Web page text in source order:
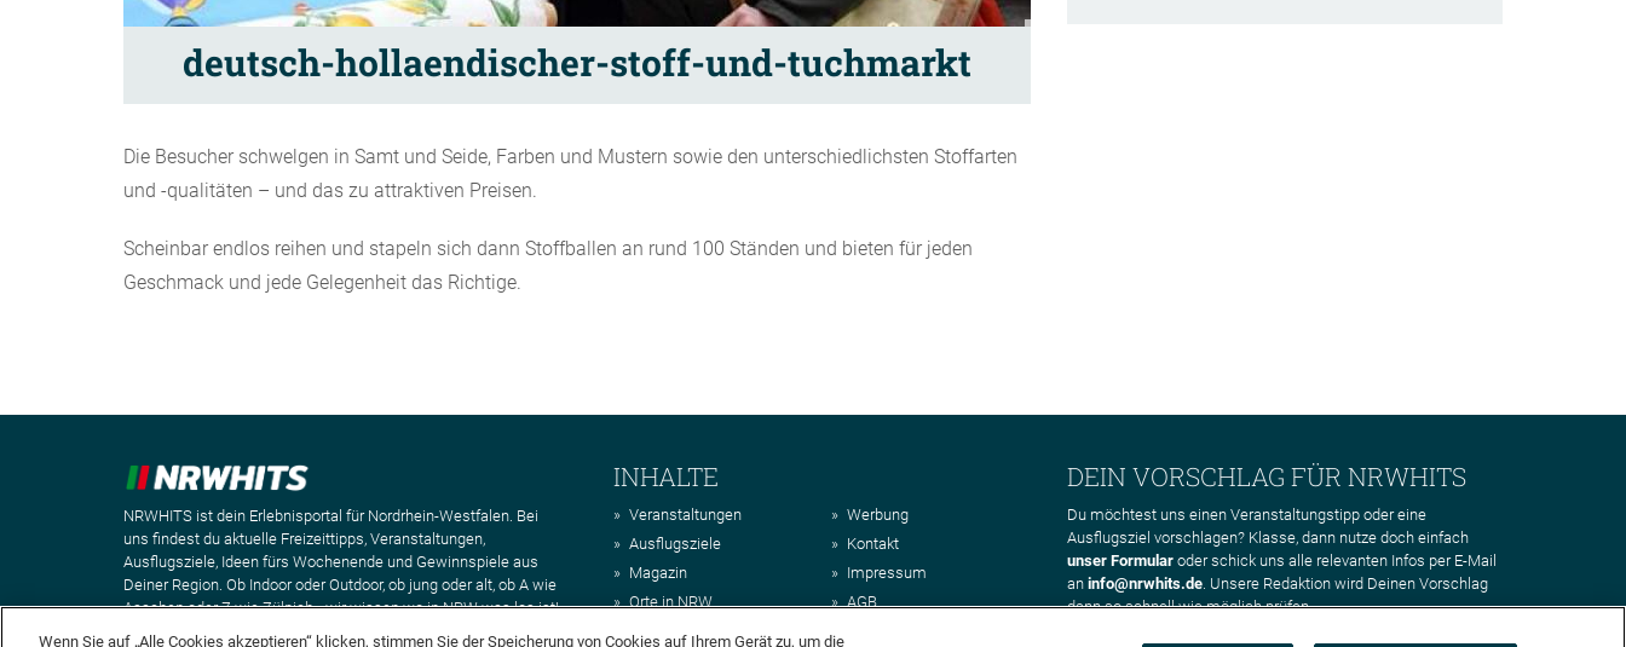
deutsch-hollaendischer-stoff-und-tuchmarkt
Die Besucher schwelgen in Samt und Seide, Farben und Mustern sowie den unterschiedlichsten Stoffarten
und -qualitäten – und das zu attraktiven Preisen.
Scheinbar endlos reihen und stapeln sich dann Stoffballen an rund 100 Ständen und bieten für jeden
Geschmack und jede Gelegenheit das Richtige.
NRWHITS ist dein Erlebnisportal für Nordrhein-Westfalen. Bei
uns findest du aktuelle Freizeittipps, Veranstaltungen,
Ausflugsziele, Ideen fürs Wochenende und Gewinnspiele aus
Deiner Region. Ob Indoor oder Outdoor, ob jung oder alt, ob A wie
Aaachen oder Z wie Zülpich - wir wissen wo in NRW was los ist!
INHALTE
Veranstaltungen
Ausflugsziele
Magazin
Orte in NRW
Regionen in NRW
Werbung
Kontakt
Impressum
AGB
DEIN VORSCHLAG FÜR NRWHITS
Du möchtest uns einen Veranstaltungstipp oder eine
Ausflugsziel vorschlagen? Klasse, dann nutze doch einfach
unser Formular oder schick uns alle relevanten Infos per E-Mail
an info@nrwhits.de. Unsere Redaktion wird Deinen Vorschlag
dann so schnell wie möglich prüfen.
Wenn Sie auf „Alle Cookies akzeptieren“ klicken, stimmen Sie der Speicherung von Cookies auf Ihrem Gerät zu, um die